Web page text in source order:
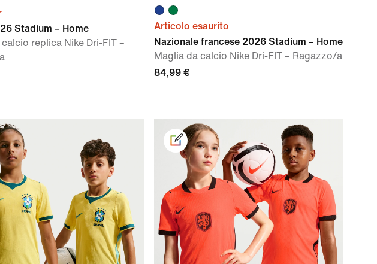
Stadium – Home
replica Nike Dri-FIT –
Articolo esaurito
Nazionale francese 2026 Stadium – Home
Maglia da calcio Nike Dri-FIT – Ragazzo/a
84,99 €